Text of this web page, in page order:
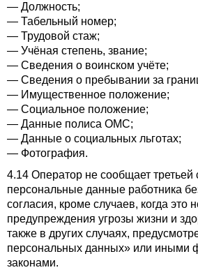
— Должность;
— Табельный номер;
— Трудовой стаж;
— Учёная степень, звание;
— Сведения о воинском учёте;
— Сведения о пребывании за
— Имущественное положение;
— Социальное положение;
— Данные полиса ОМС;
— Данные о социальных льготах;
— Фотография.
4.14 Оператор не сообщает третьей
персональные данные работника
согласия, кроме случаев, когда это
предупреждения угрозы жизни и
также в других случаях,
персональных данных» или иными
законами.